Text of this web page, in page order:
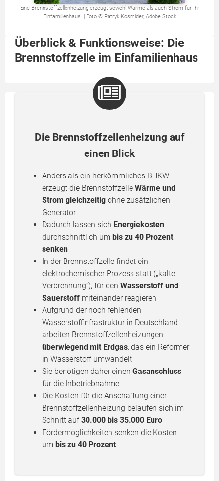
Eine Brennstoffzellenheizung erzeugt sowohl Wärme als auch Strom für Ihr
Einfamilienhaus. | Foto © Patryk Kosmider, Adobe Stock
Überblick & Funktionsweise: Die
Brennstoffzelle im Einfamilienhaus
Die Brennstoffzellenheizung auf
einen Blick
Anders als ein herkömmliches BHKW
erzeugt die Brennstoffzelle Wärme und
Strom gleichzeitig ohne zusätzlichen
Generator
Dadurch lassen sich Energiekosten
durchschnittlich um bis zu 40 Prozent
senken
In der Brennstoffzelle findet ein
elektrochemischer Prozess statt („kalte
Verbrennung“), für den Wasserstoff und
Sauerstoff miteinander reagieren
Aufgrund der noch fehlenden
Wasserstoffinfrastruktur in Deutschland
arbeiten Brennstoffzellenheizungen
überwiegend mit Erdgas, das ein Reformer
in Wasserstoff umwandelt
Sie benötigen daher einen Gasanschluss
für die Inbetriebnahme
Die Kosten für die Anschaffung einer
Brennstoffzellenheizung belaufen sich im
Schnitt auf30.000 bis 35.000 Euro
Fördermöglichkeiten senken die Kosten
um bis zu 40 Prozent